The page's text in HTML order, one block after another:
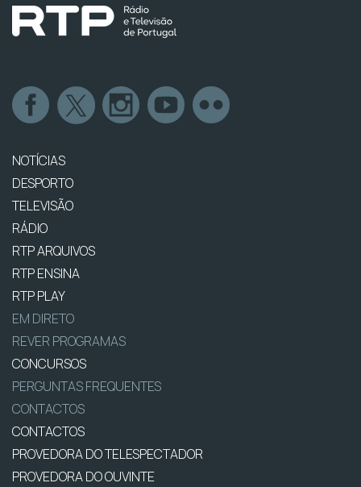
NOTÍCIAS
DESPORTO
TELEVISÃO
RÁDIO
RTP ARQUIVOS
RTP ENSINA
RTP PLAY
EM DIRETO
REVER PROGRAMAS
CONCURSOS
PERGUNTAS FREQUENTES
CONTACTOS
CONTACTOS
PROVEDORA DO TELESPECTADOR
PROVEDORA DO OUVINTE